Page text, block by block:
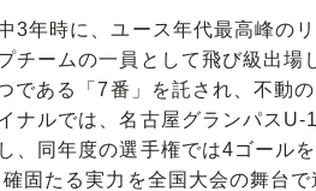
3年時に、ユース年代最高峰の
チームの一員として飛び級出場
である「7番」を託され、不動
ナルでは、名古屋グランパス
、同年度の選手権では4ゴール
固たる実力を全国大会の舞台で